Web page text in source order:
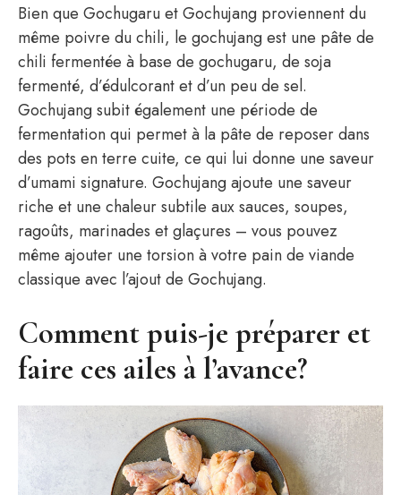
Bien que Gochugaru et Gochujang proviennent du
même poivre du chili, le gochujang est une pâte de
chili fermentée à base de gochugaru, de soja
fermenté, d’édulcorant et d’un peu de sel.
Gochujang subit également une période de
fermentation qui permet à la pâte de reposer dans
des pots en terre cuite, ce qui lui donne une saveur
d’umami signature. Gochujang ajoute une saveur
riche et une chaleur subtile aux sauces, soupes,
ragoûts, marinades et glaçures – vous pouvez
même ajouter une torsion à votre pain de viande
classique avec l’ajout de Gochujang.
Comment puis-je préparer et
faire ces ailes à l’avance?